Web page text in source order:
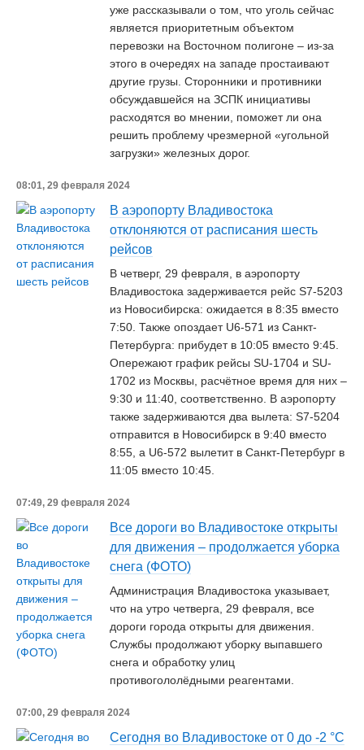
уже рассказывали о том, что уголь сейчас
является приоритетным объектом
перевозки на Восточном полигоне – из-за
этого в очередях на западе простаивают
другие грузы. Сторонники и противники
обсуждавшейся на ЗСПК инициативы
расходятся во мнении, поможет ли она
решить проблему чрезмерной «угольной
загрузки» железных дорог.
08:01, 29 февраля 2024
В аэропорту Владивостока
отклоняются от расписания шесть
рейсов
В четверг, 29 февраля, в аэропорту
Владивостока задерживается рейс S7-5203
из Новосибирска: ожидается в 8:35 вместо
7:50. Также опоздает U6-571 из Санкт-
Петербурга: прибудет в 10:05 вместо 9:45.
Опережают график рейсы SU-1704 и SU-
1702 из Москвы, расчётное время для них –
9:30 и 11:40, соответственно. В аэропорту
также задерживаются два вылета: S7-5204
отправится в Новосибирск в 9:40 вместо
8:55, а U6-572 вылетит в Санкт-Петербург в
11:05 вместо 10:45.
07:49, 29 февраля 2024
Все дороги во Владивостоке открыты
для движения – продолжается уборка
снега (ФОТО)
Администрация Владивостока указывает,
что на утро четверга, 29 февраля, все
дороги города открыты для движения.
Службы продолжают уборку выпавшего
снега и обработку улиц
противогололёдными реагентами.
07:00, 29 февраля 2024
Сегодня во Владивостоке от 0 до -2 °C